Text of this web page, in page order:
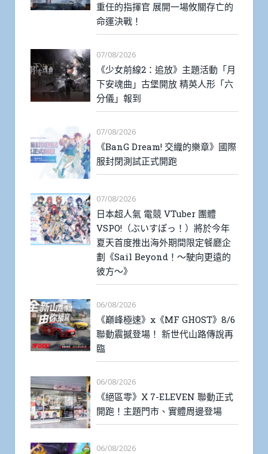
重任的指揮官 展開一場攸關存亡的
命運決戰！
07/08/2026
《少女前線2：追放》主題活動「月
下安魂曲」古堡開放 精英人形「六
分儀」報到
07/08/2026
《BanG Dream! 交織的樂章》國際
服封閉測試正式開跑
07/08/2026
日本超人氣 電競 VTuber 團體
VSPO!（ぶいすぽっ！）將於今年
夏天首度推出海外期間限定餐廳企
劃《Sail Beyond！～駛向更遠的
彼方～》
06/08/2026
《巔峰極速》x《MF GHOST》8/6
聯動震撼登場！ 新世代山路傳說再
臨
06/08/2026
《絕區零》X 7-ELEVEN 聯動正式
開跑！主題門市、實體周邊登場
06/08/2026